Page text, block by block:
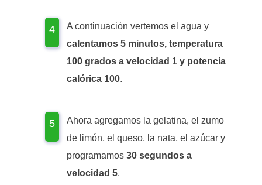
A continuación vertemos el agua y
calentamos 5 minutos, temperatura
100 grados a velocidad 1 y potencia
calórica 100.
Ahora agregamos la gelatina, el zumo
de limón, el queso, la nata, el azúcar y
programamos 30 segundos a
velocidad 5.